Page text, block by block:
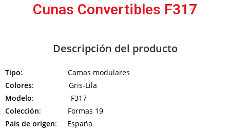
Cunas Convertibles F317
Descripción del producto
Tipo: Camas modulares
Colores: Gris-Lila
Modelo: F317
Colección: Formas 19
País de origen: España